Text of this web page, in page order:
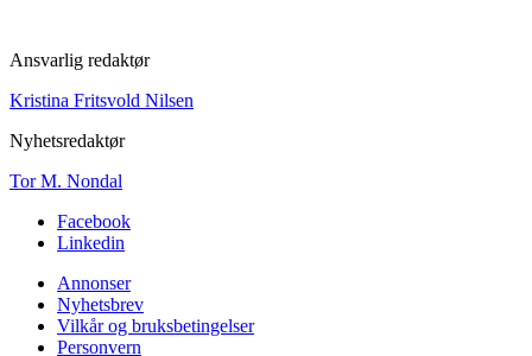
Ansvarlig redaktør
Kristina Fritsvold Nilsen
Nyhetsredaktør
Tor M. Nondal
Facebook
Linkedin
Annonser
Nyhetsbrev
Vilkår og bruksbetingelser
Personvern